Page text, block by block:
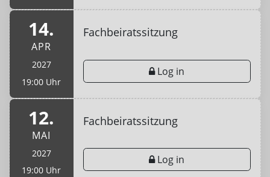
14.
APR
2027
19:00 Uhr
Fachbeiratssitzung
Log in
12.
MAI
2027
19:00 Uhr
Fachbeiratssitzung
Log in